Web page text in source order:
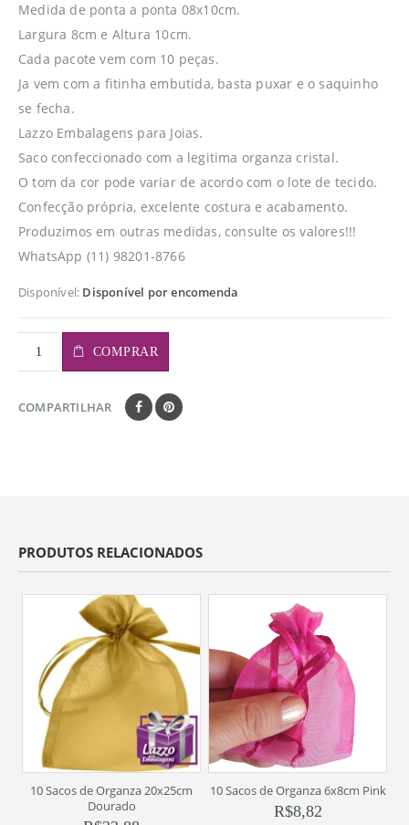
Medida de ponta a ponta 08x10cm.
Largura 8cm e Altura 10cm.
Cada pacote vem com 10 peças.
Ja vem com a fitinha embutida, basta puxar e o saquinho
se fecha.
Lazzo Embalagens para Joias.
Saco confeccionado com a legitima organza cristal.
O tom da cor pode variar de acordo com o lote de tecido.
Confecção própria, excelente costura e acabamento.
Produzimos em outras medidas, consulte os valores!!!
WhatsApp (11) 98201-8766
Disponível: Disponível por encomenda
COMPRAR
COMPARTILHAR
PRODUTOS RELACIONADOS
10 Sacos de Organza 20x25cm
Dourado
10 Sacos de Organza 6x8cm Pink
R$8,82